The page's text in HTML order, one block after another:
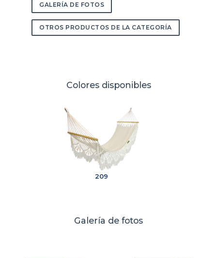
GALERÍA DE FOTOS
OTROS PRODUCTOS DE LA CATEGORÍA
Colores disponibles
209
Galería de fotos